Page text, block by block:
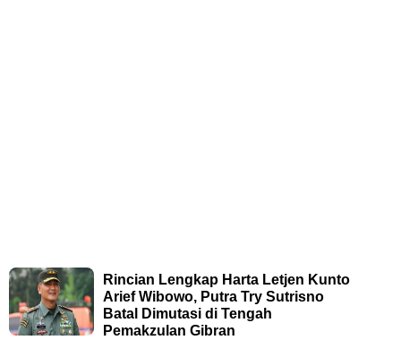
Rincian Lengkap Harta Letjen Kunto
Arief Wibowo, Putra Try Sutrisno
Batal Dimutasi di Tengah
Pemakzulan Gibran